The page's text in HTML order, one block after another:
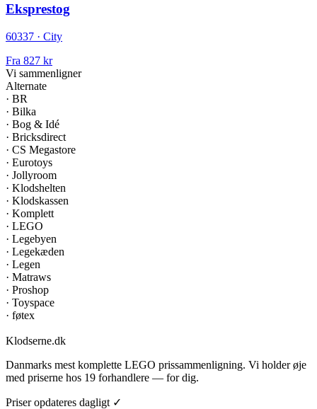
Eksprestog
60337 · City
Fra 827 kr
Vi sammenligner
Alternate
· BR
· Bilka
· Bog & Idé
· Bricksdirect
· CS Megastore
· Eurotoys
· Jollyroom
· Klodshelten
· Klodskassen
· Komplett
· LEGO
· Legebyen
· Legekæden
· Legen
· Matraws
· Proshop
· Toyspace
· føtex
Klodserne.dk
Danmarks mest komplette LEGO prissammenligning. Vi holder øje
med priserne hos 19 forhandlere — for dig.
Priser opdateres dagligt ✓